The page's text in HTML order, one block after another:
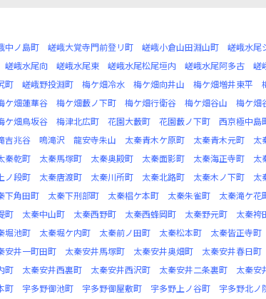
中ノ島町 嵯峨大覚寺門前登リ町 嵯峨小倉山田淵山町 嵯峨水尾
嵯峨水尾向 嵯峨水尾東 嵯峨水尾松尾垣内 嵯峨水尾阿多古 嵯
町 嵯峨野投淵町 梅ケ畑冷水 梅ケ畑向井山 梅ケ畑増井東平
ケ畑蓮華谷 梅ケ畑藪ノ下町 梅ケ畑行衛谷 梅ケ畑谷山 梅ケ畑
ケ畑鳥坂谷 梅津北広町 花園大藪町 花園藪ノ下町 西京極中島
吉兆谷 鳴滝沢 龍安寺朱山 太秦青木ケ原町 太秦青木元町 太
秦乾町 太秦馬塚町 太秦奥殿町 太秦面影町 太秦海正寺町 太
ノ段町 太秦唐渡町 太秦川所町 太秦北路町 太秦木ノ下町 太
下角田町 太秦下刑部町 太秦椙ケ本町 太秦朱雀町 太秦滝ケ花
町 太秦中山町 太秦西野町 太秦西蜂岡町 太秦野元町 太秦袴
堀池町 太秦堀ケ内町 太秦前ノ田町 太秦松本町 太秦皆正寺町
安井一町田町 太秦安井馬塚町 太秦安井奥畑町 太秦安井春日町
町 太秦安井西裏町 太秦安井西沢町 太秦安井二条裏町 太秦安
町 宇多野御池町 宇多野御屋敷町 宇多野上ノ谷町 宇多野北ノ